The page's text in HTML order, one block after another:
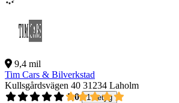
9,4 mil
Tim Cars & Bilverkstad
Kullsgårdsvägen 40 31234 Laholm
5,0
1 betyg